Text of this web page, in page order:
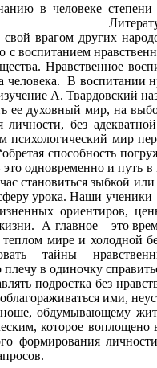
в человеке
Литература –
врагом других
Нравственное
В воспитании
морали. Ее
на выбор ею
без
мир
способность
себя – это
становиться зыбкой
урока. Наши
ориентиров,
А главное – это
мире и холодной
тайны
грузом
подростка без
ими,
обдумывающему
которое
формирования